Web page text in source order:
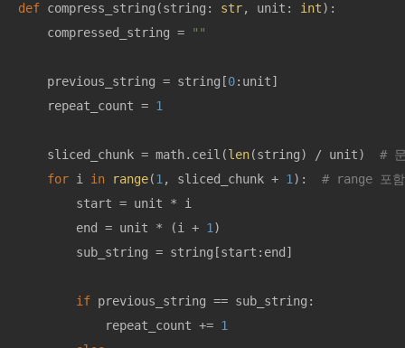
def compress_string (string: str, unit: int):
    compressed_string =
""
    previous_string = string[
0:unit]
    repeat_count =
1
    sliced_chunk = math.ceil(
len(string) / unit) #
for i in range(1 , sliced_chunk + 1 ): # range 포
        start = unit * i
        end = unit * (i +
1 )
        sub_string = string[start:end]
if previous_string == sub_string:
            repeat_count +=
1